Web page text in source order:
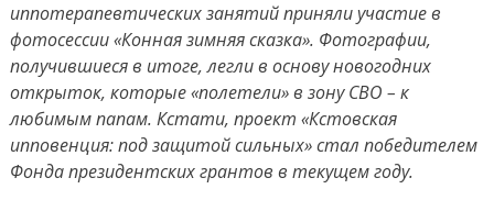
иппотерапевтических занятий приняли участие в
фотосессии «Конная зимняя сказка». Фотографии,
получившиеся в итоге, легли в основу новогодних
открыток, которые «полетели» в зону СВО – к
любимым папам. Кстати, проект «Кстовская
ипповенция: под защитой сильных» стал победителем
Фонда президентских грантов в текущем году.